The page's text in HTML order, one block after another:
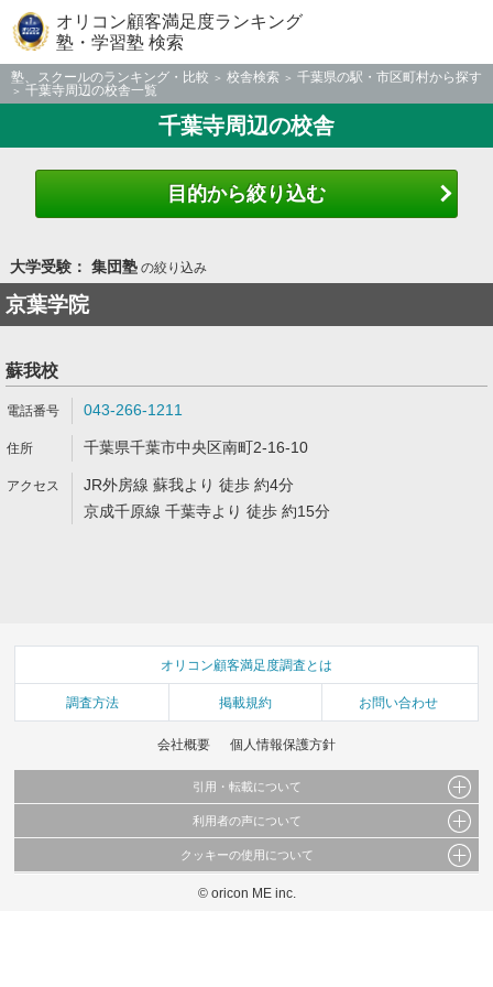
オリコン顧客満足度ランキング
塾・学習塾 検索
塾、スクールのランキング・比較 校舎検索
千葉県の駅・市区町村から探す
千葉寺周辺の校舎一覧
千葉寺周辺の校舎
目的から絞り込む
大学受験： 集団塾の絞り込み
京葉学院
蘇我校
043-266-1211
千葉県千葉市中央区南町2-16-10
JR外房線 蘇我より 徒歩 約4分
京成千原線 千葉寺より 徒歩 約15分
オリコン顧客満足度調査とは
調査方法 掲載規約 お問い合わせ
会社概要 個人情報保護方針
引用・転載について
当サイトで公開されている情報（文字、写真、イラスト、画像データ等）及びこれらの配
これらの情報を権利者の許可なく無断転載・複製などの二次利用を行うことは固く禁じて
利用者の声について
当サイトに掲載している内容はすべてサービスの利用者が提出された見解・感想です。
弊社の見解・ 意見ではないことをご理解いただいた上でご覧ください。
クッキーの使用について
このサイトでは Cookie を使用して、ユーザーに合わせたコンテンツや広告の表示、ソー
© oricon ME inc.